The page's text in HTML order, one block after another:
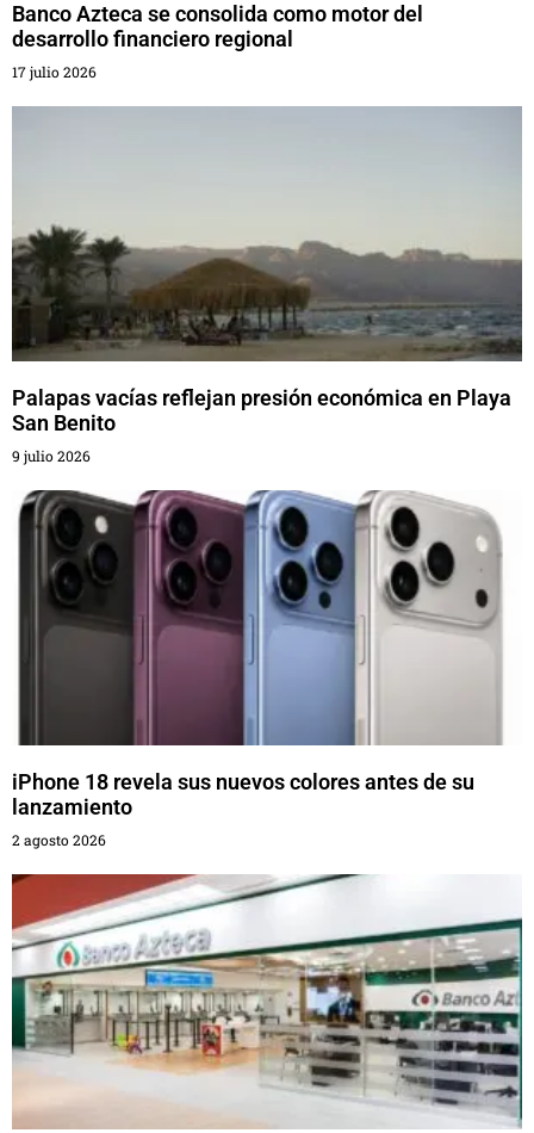
Banco Azteca se consolida como motor del
desarrollo financiero regional
17 julio 2026
Palapas vacías reflejan presión económica en Playa
San Benito
9 julio 2026
iPhone 18 revela sus nuevos colores antes de su
lanzamiento
2 agosto 2026